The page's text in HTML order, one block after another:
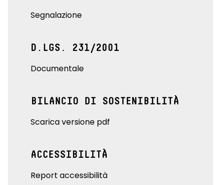
Segnalazione
D.LGS. 231/2001
Documentale
BILANCIO DI SOSTENIBILITÀ
Scarica versione pdf
ACCESSIBILITÀ
Report accessibilità